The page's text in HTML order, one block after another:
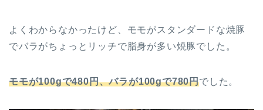
よくわからなかったけど、モモがスタンダードな焼豚
でバラがちょっとリッチで脂身が多い焼豚でした。
モモが100gで480円、バラが100gで780円でした。